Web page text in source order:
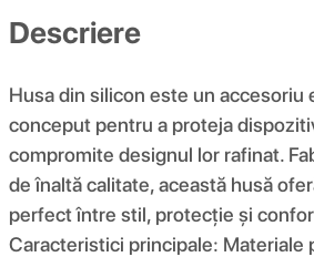
Descriere
Husa din silicon este un accesoriu
conceput pentru a proteja
compromite designul lor rafinat.
de înaltă calitate, această husă
perfect între stil, protecție și
Caracteristici principale: Materiale